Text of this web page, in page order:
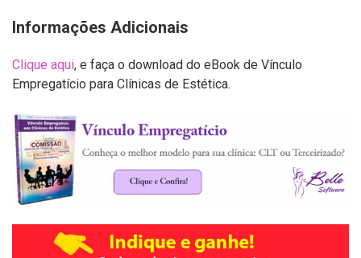
Informações Adicionais
Clique aqui, e faça o download do eBook de Vínculo
Empregatício para Clínicas de Estética.